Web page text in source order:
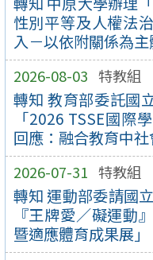
性別平等及人權法
入－以依附關係為
2026-08-03 特教組
轉知 教育部委託國
「2026 TSSE國際
回應：融合教育中社
2026-07-31 特教組
轉知 運動部委請國
『王牌愛／礙運動
暨適應體育成果展」